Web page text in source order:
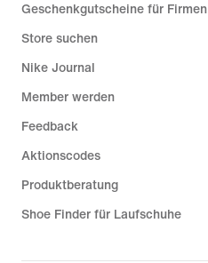
Geschenkgutscheine für Firmen
Store suchen
Nike Journal
Member werden
Feedback
Aktionscodes
Produktberatung
Shoe Finder für Laufschuhe